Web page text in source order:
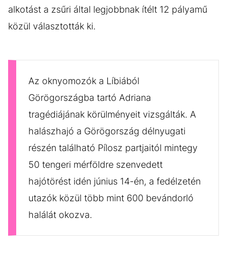
alkotást a zsűri által legjobbnak ítélt 12 pályamű
közül választották ki.
Az oknyomozók a Líbiából
Görögországba tartó Adriana
tragédiájának körülményeit vizsgálták. A
halászhajó a Görögország délnyugati
részén található Pílosz partjaitól mintegy
50 tengeri mérföldre szenvedett
hajótörést idén június 14-én, a fedélzetén
utazók közül több mint 600 bevándorló
halálát okozva.